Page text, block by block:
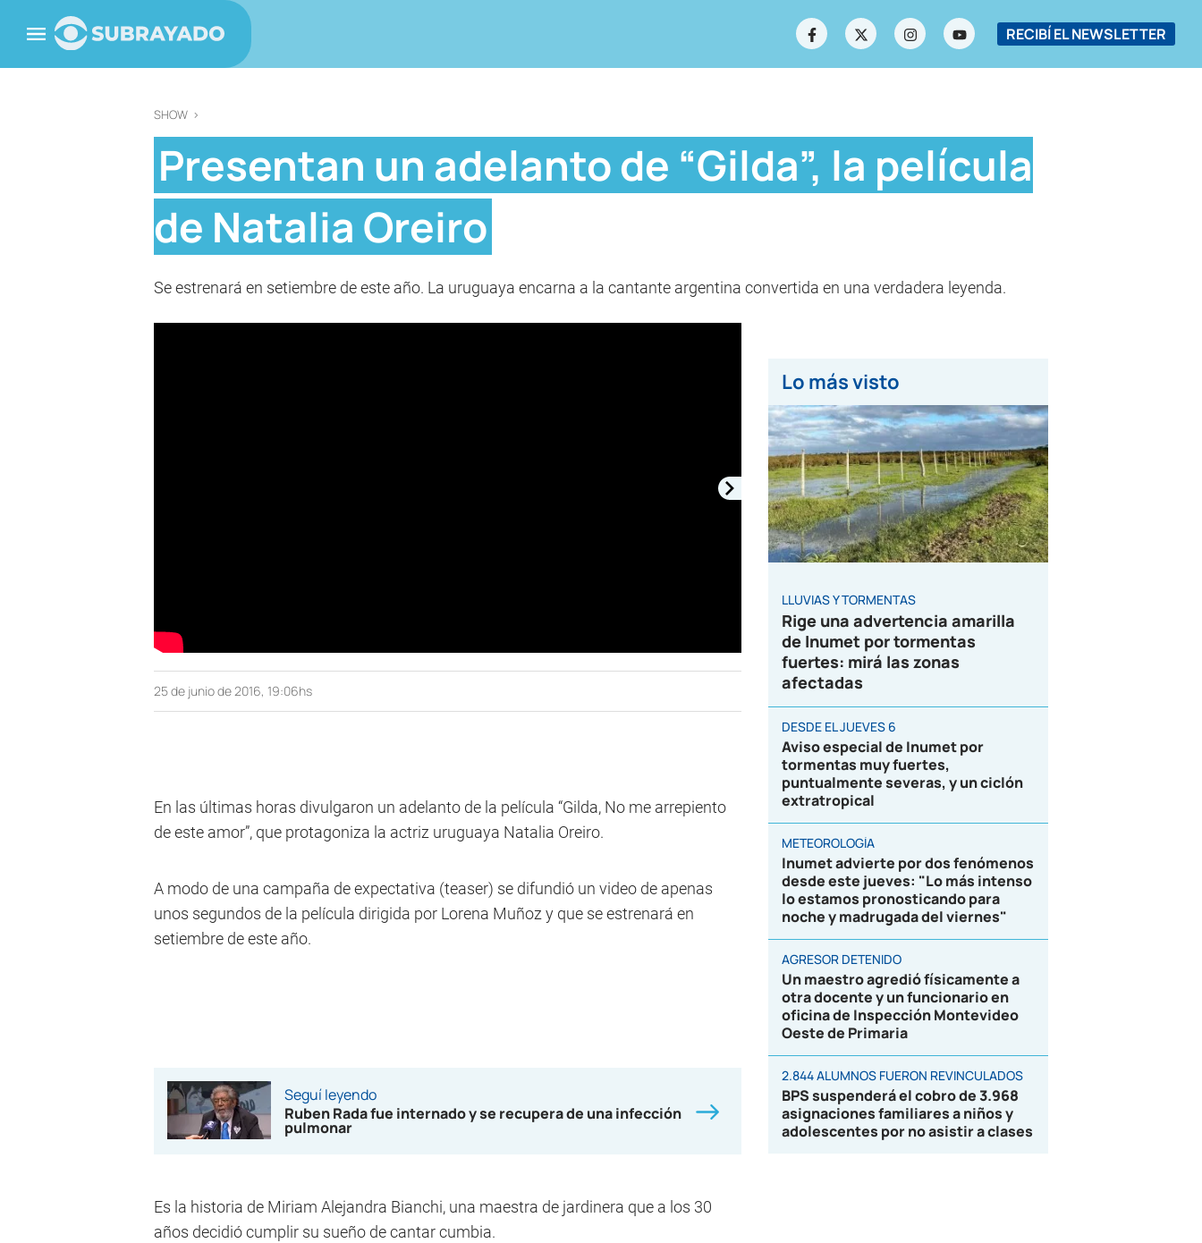
RECIBÍ EL NEWSLETTER
SHOW >
Presentan un adelanto de “Gilda”, la película
de Natalia Oreiro
Se estrenará en setiembre de este año. La uruguaya encarna a la cantante argentina convertida en una verdadera leyenda.
25 de junio de 2016, 19:06hs
En las últimas horas divulgaron un adelanto de la película “Gilda, No me arrepiento
de este amor”, que protagoniza la actriz uruguaya Natalia Oreiro.
A modo de una campaña de expectativa (teaser) se difundió un video de apenas
unos segundos de la película dirigida por Lorena Muñoz y que se estrenará en
setiembre de este año.
Seguí leyendo
Ruben Rada fue internado y se recupera de una infección
pulmonar
Es la historia de Miriam Alejandra Bianchi, una maestra de jardinera que a los 30
años decidió cumplir su sueño de cantar cumbia.
Lo más visto
LLUVIAS Y TORMENTAS
Rige una advertencia amarilla
de Inumet por tormentas
fuertes: mirá las zonas
afectadas
DESDE EL JUEVES 6
Aviso especial de Inumet por
tormentas muy fuertes,
puntualmente severas, y un ciclón
extratropical
METEOROLOGÍA
Inumet advierte por dos fenómenos
desde este jueves: "Lo más intenso
lo estamos pronosticando para
noche y madrugada del viernes"
AGRESOR DETENIDO
Un maestro agredió físicamente a
otra docente y un funcionario en
oficina de Inspección Montevideo
Oeste de Primaria
2.844 ALUMNOS FUERON REVINCULADOS
BPS suspenderá el cobro de 3.968
asignaciones familiares a niños y
adolescentes por no asistir a clases